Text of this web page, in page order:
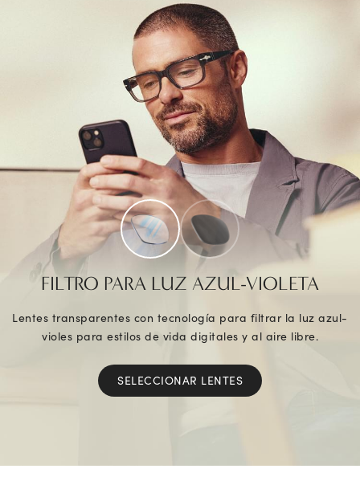
FILTRO PARA LUZ AZUL-VIOLETA
Lentes transparentes con tecnología para filtrar la luz azul-
violes para estilos de vida digitales y al aire libre.
SELECCIONAR LENTES